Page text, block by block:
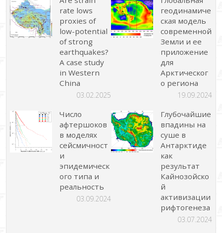
rate lows
proxies of
low-potential
of strong
earthquakes?
A case study
in Western
China
03.02.2025
геодинамиче
ская модель
современной
Земли и ее
приложение
для
Арктическог
о региона
19.09.2024
Число
афтершоков
в моделях
сейсмичност
и
эпидемическ
ого типа и
реальность
03.09.2024
Глубочайшие
впадины на
суше в
Антарктиде
как
результат
Кайнозойско
й
активизации
рифтогенеза
03.07.2024